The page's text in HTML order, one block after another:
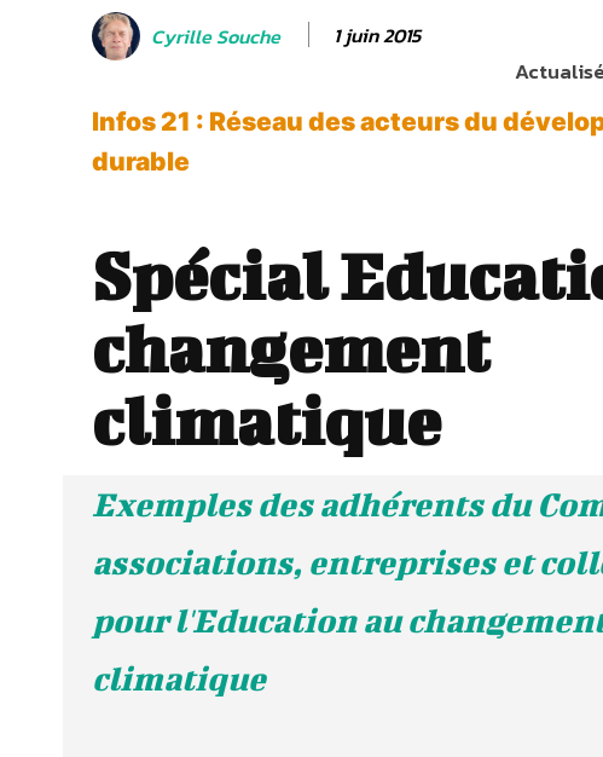
Cyrille Souche 1 juin 2015
Infos 21 : Réseau des acteurs du
durable
Spécial
changement
climatique
Exemples des adhérents du
associations, entreprises et
pour l'Education au
climatique